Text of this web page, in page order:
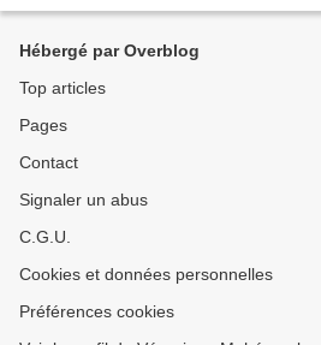
Hébergé par Overblog
Top articles
Pages
Contact
Signaler un abus
C.G.U.
Cookies et données personnelles
Préférences cookies